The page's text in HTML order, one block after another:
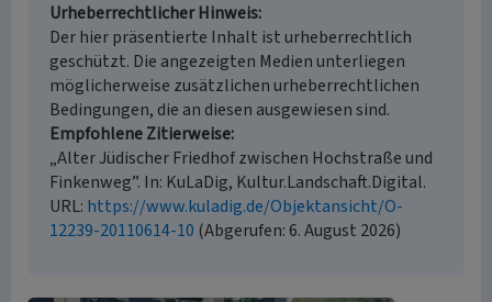
Urheberrechtlicher Hinweis
Der hier präsentierte Inhalt ist urheberrechtlich
geschützt. Die angezeigten Medien unterliegen
möglicherweise zusätzlichen urheberrechtlichen
Bedingungen, die an diesen ausgewiesen sind.
Empfohlene Zitierweise
„Alter Jüdischer Friedhof zwischen Hochstraße und
Finkenweg”. In: KuLaDig, Kultur.Landschaft.Digital.
URL: https://www.kuladig.de/Objektansicht/O-
12239-20110614-10 (Abgerufen: 6. August 2026)